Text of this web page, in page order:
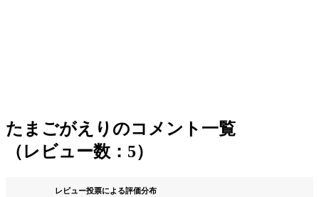
たまごがえりのコメント一覧
（レビュー数：5）
レビュー投票による評価分布